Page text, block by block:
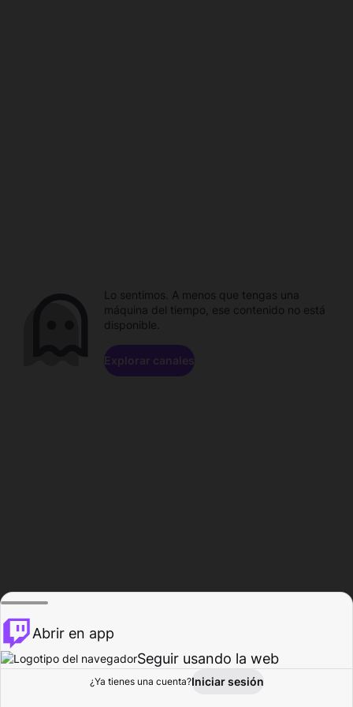
Explorar Actividad
Lo sentimos. A menos que tengas una
máquina del tiempo, ese contenido no está
disponible.
Explorar canales
Abrir en app
Seguir usando la web
¿Ya tienes una cuenta?Iniciar sesión